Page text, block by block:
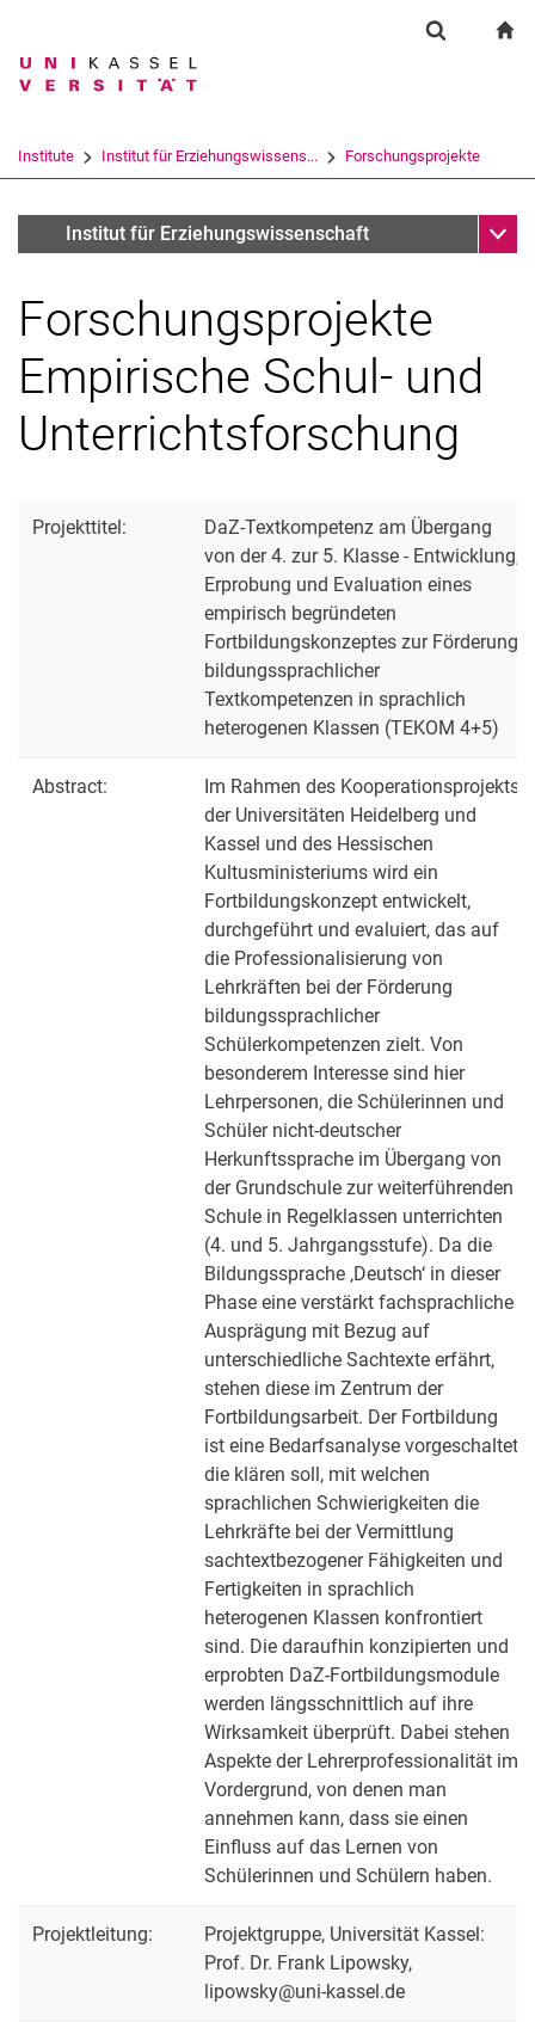
Springe direkt zu: Inhalt
Springe direkt zu: Suche
Springe direkt zu:
Suchbegriff
Suchen (öffnet externen Link in einem
Institute Institut für Erziehungswissens... Forschungsprojekte
Forschungsprojekte Professur für Empirische Schul- und
Institut für Erziehungswissenschaft
Forschungsprojekte
Empirische Schul- und
Unterrichtsforschung
Projekttitel:
DaZ-Textkompetenz am Übergang
von der 4. zur 5. Klasse - Entwicklung,
Erprobung und Evaluation eines
empirisch begründeten
Fortbildungskonzeptes zur Förderung
bildungssprachlicher
Textkompetenzen in sprachlich
heterogenen Klassen (TEKOM 4+5)
Abstract:
Im Rahmen des Kooperationsprojekts
der Universitäten Heidelberg und
Kassel und des Hessischen
Kultusministeriums wird ein
Fortbildungskonzept entwickelt,
durchgeführt und evaluiert, das auf
die Professionalisierung von
Lehrkräften bei der Förderung
bildungssprachlicher
Schülerkompetenzen zielt. Von
besonderem Interesse sind hier
Lehrpersonen, die Schülerinnen und
Schüler nicht-deutscher
Herkunftssprache im Übergang von
der Grundschule zur weiterführenden
Schule in Regelklassen unterrichten
(4. und 5. Jahrgangsstufe). Da die
Bildungssprache ‚Deutsch‘ in dieser
Phase eine verstärkt fachsprachliche
Ausprägung mit Bezug auf
unterschiedliche Sachtexte erfährt,
stehen diese im Zentrum der
Fortbildungsarbeit. Der Fortbildung
ist eine Bedarfsanalyse vorgeschaltet,
die klären soll, mit welchen
sprachlichen Schwierigkeiten die
Lehrkräfte bei der Vermittlung
sachtextbezogener Fähigkeiten und
Fertigkeiten in sprachlich
heterogenen Klassen konfrontiert
sind. Die daraufhin konzipierten und
erprobten DaZ-Fortbildungsmodule
werden längsschnittlich auf ihre
Wirksamkeit überprüft. Dabei stehen
Aspekte der Lehrerprofessionalität im
Vordergrund, von denen man
annehmen kann, dass sie einen
Einfluss auf das Lernen von
Schülerinnen und Schülern haben.
Projektleitung:
Projektgruppe, Universität Kassel:
Prof. Dr. Frank Lipowsky,
lipowsky@uni-kassel.de